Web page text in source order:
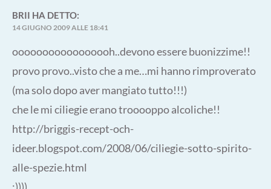
BRII HA DETTO:
14 GIUGNO 2009 ALLE 18:41
ooooooooooooooooh..devono essere buonizzime!!
provo provo..visto che a me…mi hanno rimproverato
(ma solo dopo aver mangiato tutto!!!)
che le mi ciliegie erano trooooppo alcoliche!!
http://briggis-recept-och-
ideer.blogspot.com/2008/06/ciliegie-sotto-spirito-
alle-spezie.html